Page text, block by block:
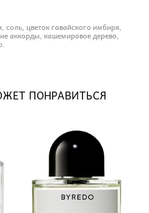
цветок гавайского имбиря,
аккорды, кашемировое дерево,
ПОНРАВИТЬСЯ